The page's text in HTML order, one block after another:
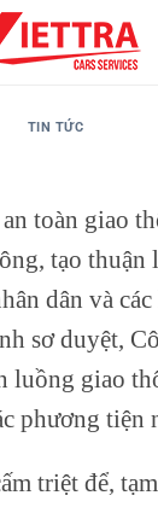
TIN TỨC
toàn giao
tạo thuận
dân và
sơ duyệt,
luồng giao
phương tiện
triệt để,